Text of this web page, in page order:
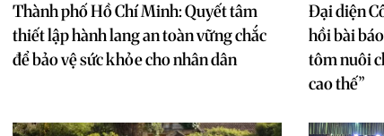
Thành phố Hồ Chí Minh: Quyết tâm
thiết lập hành lang an toàn vững chắc
để bảo vệ sức khỏe cho nhân dân
Đại diện
hồi bài
tôm nuôi
cao thế”